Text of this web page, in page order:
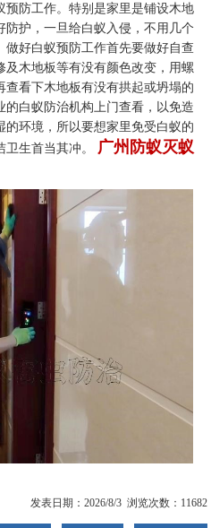
预防工作。特别是家里是铺设木地
护，一旦给白蚁入侵，不用几个
做好白蚁预防工作首先要做好自查
木地板等有没有颜色改变，用螺
看下木地板有没有拱起或坍塌的
白蚁防治机构上门查看，以免造
环境，所以要想家里免受白蚁的
生首当其冲。
广州防蚁灭蚁
发表日期：2026/8/3 浏览次数：11682